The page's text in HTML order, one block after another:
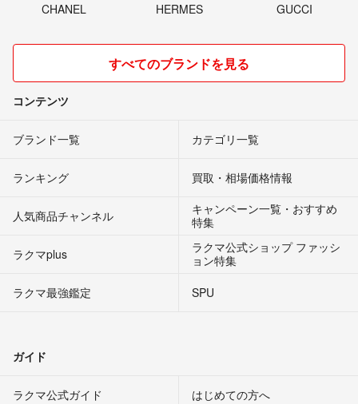
CHANEL HERMES GUCCI
すべてのブランドを見る
コンテンツ
ブランド一覧 カテゴリ一覧
ランキング 買取・相場価格情報
人気商品チャンネル
キャンペーン一覧・おすすめ
特集
ラクマplus
ラクマ公式ショップ ファッシ
ョン特集
ラクマ最強鑑定
SPU
ガイド
ラクマ公式ガイド はじめての方へ